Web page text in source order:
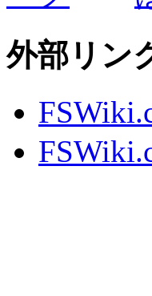
外部リン